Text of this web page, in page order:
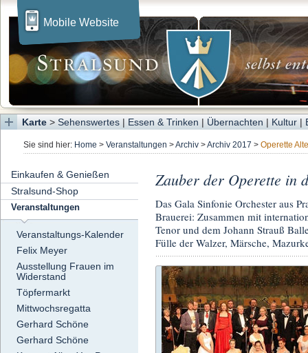
Mobile Website
Karte > Sehenswertes | Essen & Trinken | Übernachten | Kultur |
Sie sind hier: Home > Veranstaltungen >Archiv >Archiv 2017 > Operette
Einkaufen & Genießen
Stralsund-Shop
Veranstaltungen
Veranstaltungs-Kalender
Felix Meyer
Ausstellung Frauen im
Widerstand
Töpfermarkt
Mittwochsregatta
Gerhard Schöne
Gerhard Schöne
Zauber der Operette in
Das Gala Sinfonie Orchester aus
Brauerei: Zusammen mit
Tenor und dem Johann Strauß
Fülle der Walzer, Märsche,